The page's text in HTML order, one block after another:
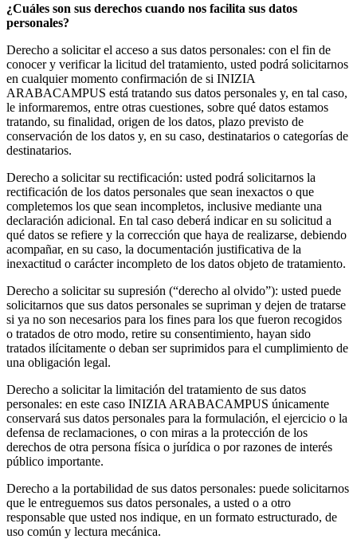
¿Cuáles son sus derechos cuando nos facilita sus datos
personales?
Derecho a solicitar el acceso a sus datos personales: con el fin de
conocer y verificar la licitud del tratamiento, usted podrá solicitarnos
en cualquier momento confirmación de si INIZIA
ARABACAMPUS está tratando sus datos personales y, en tal caso,
le informaremos, entre otras cuestiones, sobre qué datos estamos
tratando, su finalidad, origen de los datos, plazo previsto de
conservación de los datos y, en su caso, destinatarios o categorías de
destinatarios.
Derecho a solicitar su rectificación: usted podrá solicitarnos la
rectificación de los datos personales que sean inexactos o que
completemos los que sean incompletos, inclusive mediante una
declaración adicional. En tal caso deberá indicar en su solicitud a
qué datos se refiere y la corrección que haya de realizarse, debiendo
acompañar, en su caso, la documentación justificativa de la
inexactitud o carácter incompleto de los datos objeto de tratamiento.
Derecho a solicitar su supresión (“derecho al olvido”): usted puede
solicitarnos que sus datos personales se supriman y dejen de tratarse
si ya no son necesarios para los fines para los que fueron recogidos
o tratados de otro modo, retire su consentimiento, hayan sido
tratados ilícitamente o deban ser suprimidos para el cumplimiento de
una obligación legal.
Derecho a solicitar la limitación del tratamiento de sus datos
personales: en este caso INIZIA ARABACAMPUS únicamente
conservará sus datos personales para la formulación, el ejercicio o la
defensa de reclamaciones, o con miras a la protección de los
derechos de otra persona física o jurídica o por razones de interés
público importante.
Derecho a la portabilidad de sus datos personales: puede solicitarnos
que le entreguemos sus datos personales, a usted o a otro
responsable que usted nos indique, en un formato estructurado, de
uso común y lectura mecánica.